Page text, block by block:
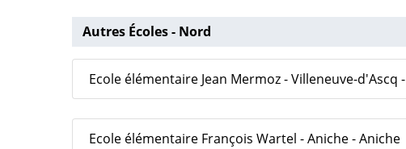
Autres Écoles - Nord
Ecole élémentaire Jean Mermoz - Villeneuve-d'Ascq
Ecole élémentaire François Wartel - Aniche - Aniche